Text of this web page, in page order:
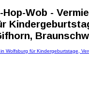
Wob -